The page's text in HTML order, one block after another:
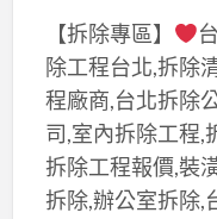
【拆除專區】
除工程台北,拆除
程廠商,台北拆除
司,室內拆除工程,
拆除工程報價,裝
拆除,辦公室拆除,